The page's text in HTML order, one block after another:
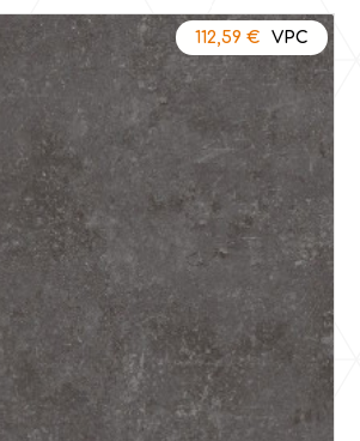
112,59 €